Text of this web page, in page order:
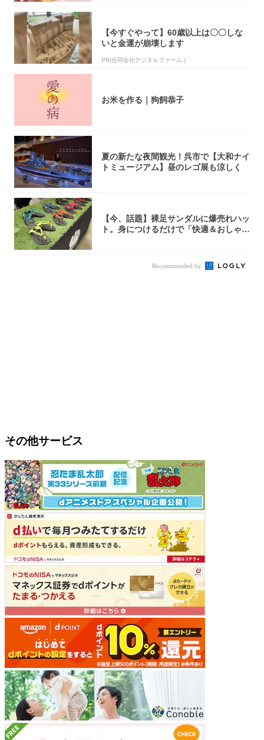
【今すぐやって】60歳以上は〇〇しな
いと金運が崩壊します
PR(合同会社デジタルファーム )
お米を作る｜狗飼恭子
夏の新たな夜間観光！呉市で【大和ナイ
トミュージアム】昼のレゴ展も涼しく
【今、話題】裸足サンダルに爆売れハッ
ト。身につけるだけで「快適＆おしゃ
Recommended by
その他サービス